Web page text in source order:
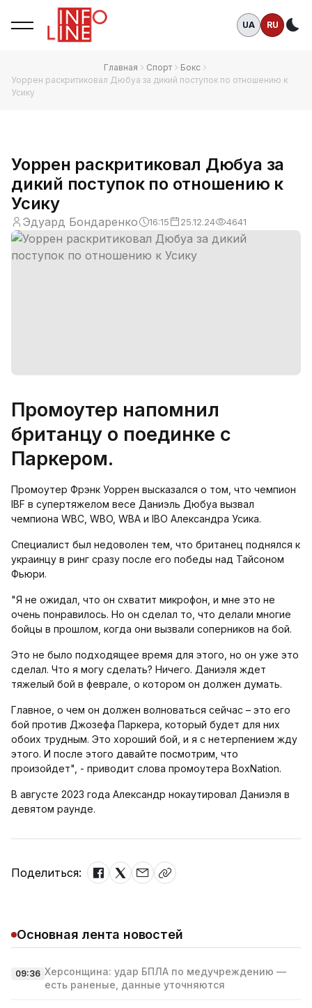
UA RU
Главная Спорт
Бокс
Уоррен раскритиковал Дюбуа за дикий поступок по отношению к
Усику
Уоррен раскритиковал Дюбуа за
дикий поступок по отношению к
Усику
Эдуард Бондаренко 16:15 25.12.24 4641
Промоутер напомнил
британцу о поединке с
Паркером.
Промоутер Фрэнк Уоррен высказался о том, что чемпион
IBF в супертяжелом весе Даниэль Дюбуа вызвал
чемпиона WBC, WBO, WBA и IBO Александра Усика.
Специалист был недоволен тем, что британец поднялся к
украинцу в ринг сразу после его победы над Тайсоном
Фьюри.
"Я не ожидал, что он схватит микрофон, и мне это не
очень понравилось. Но он сделал то, что делали многие
бойцы в прошлом, когда они вызвали соперников на бой.
Это не было подходящее время для этого, но он уже это
сделал. Что я могу сделать? Ничего. Даниэля ждет
тяжелый бой в феврале, о котором он должен думать.
Главное, о чем он должен волноваться сейчас – это его
бой против Джозефа Паркера, который будет для них
обоих трудным. Это хороший бой, и я с нетерпением жду
этого. И после этого давайте посмотрим, что
произойдет", - приводит слова промоутера BoxNation.
В августе 2023 года Александр нокаутировал Даниэля в
девятом раунде.
Поделиться:
Основная лента новостей
09:36 Херсонщина: удар БПЛА по медучреждению —
есть раненые, данные уточняются